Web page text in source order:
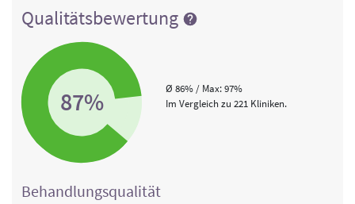
Qualitätsbewertung
87%
Ø 86% / Max: 97%
Im Vergleich zu 221 Kliniken.
Behandlungs­qualität